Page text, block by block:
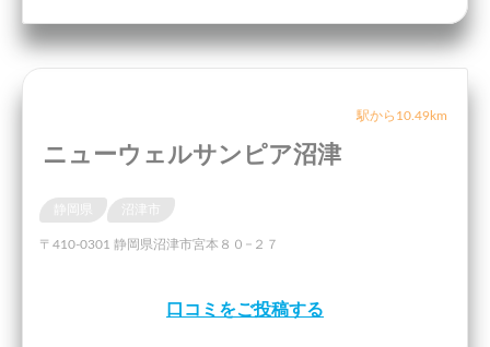
駅から10.49km
ニューウェルサンピア沼津
〒410-0301 静岡県沼津市宮本８０−２７
口コミをご投稿する